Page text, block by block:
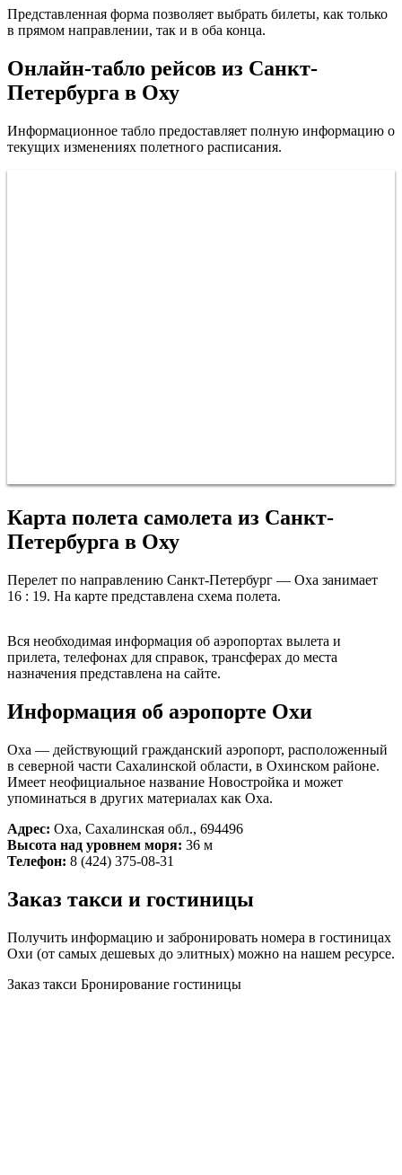
Представленная форма позволяет выбрать билеты, как только
в прямом направлении, так и в оба конца.
Онлайн-табло рейсов из Санкт-
Петербурга в Оху
Информационное табло предоставляет полную информацию о
текущих изменениях полетного расписания.
Карта полета самолета из Санкт-
Петербурга в Оху
Перелет по направлению Санкт-Петербург — Оха занимает
16 : 19. На карте представлена схема полета.
Санкт-Петербург
Вся необходимая информация об аэропортах вылета и
прилета, телефонах для справок, трансферах до места
назначения представлена на сайте.
Информация об аэропорте Охи
Оха — действующий гражданский аэропорт, расположенный
в северной части Сахалинской области, в Охинском районе.
Имеет неофициальное название Новостройка и может
упоминаться в других материалах как Оха.
Адрес: Оха, Сахалинская обл., 694496
Высота над уровнем моря: 36 м
Телефон: 8 (424) 375-08-31
Заказ такси и гостиницы
Получить информацию и забронировать номера в гостиницах
Охи (от самых дешевых до элитных) можно на нашем ресурсе.
Заказ такси Бронирование гостиницы